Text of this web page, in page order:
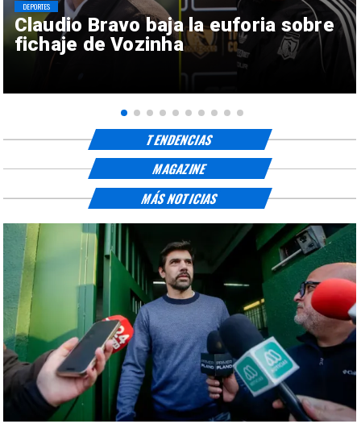
Claudio Bravo baja la euforia sobre
fichaje de Vozinha
DEPORTES
TENDENCIAS
MAGAZINE
MÁS NOTICIAS